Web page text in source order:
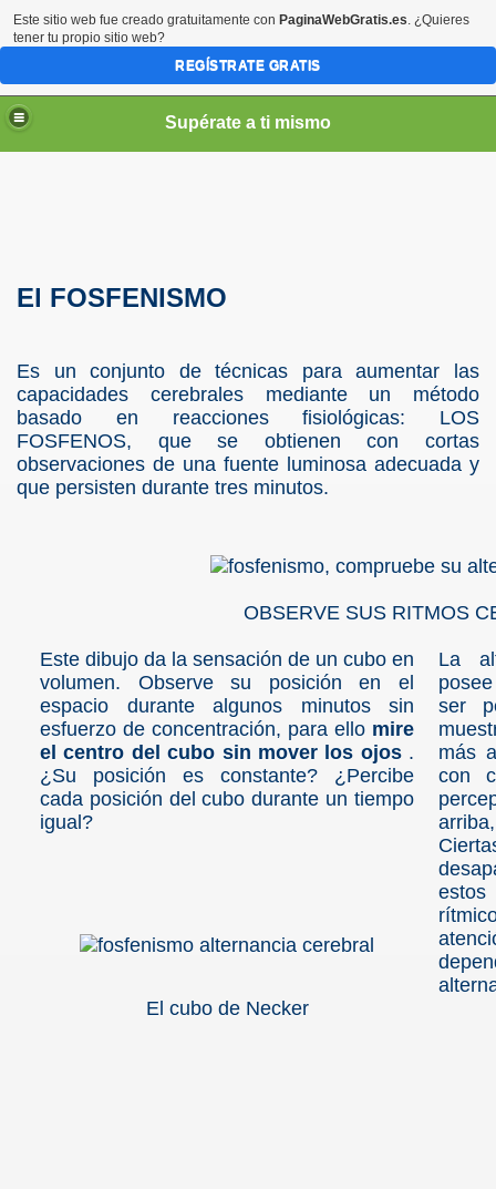
Supérate a ti mismo
El FOSFENISMO
Es un conjunto de técnicas para aumentar las
capacidades cerebrales mediante un método
basado en reacciones fisiológicas: LOS
FOSFENOS, que se obtienen con cortas
observaciones de una fuente luminosa adecuada y
que persisten durante tres minutos.
OBSERVE SUS RITMOS
Este dibujo da la sensación de un cubo en
volumen. Observe su posición en el
espacio durante algunos minutos sin
esfuerzo de concentración, para ello mire
el centro del cubo sin mover los ojos.
¿Su posición es constante? ¿Percibe
cada posición del cubo durante un tiempo
igual?
El cubo de Necker
La
ser
más
con
De La Vida
Este sitio web fue creado gratuitamente con PaginaWebGratis.es. ¿Quieres
tener tu propio sitio web?
REGÍSTRATE GRATIS